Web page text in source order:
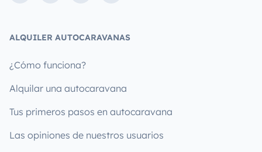
ALQUILER AUTOCARAVANAS
¿Cómo funciona?
Alquilar una autocaravana
Tus primeros pasos en autocaravana
Las opiniones de nuestros usuarios